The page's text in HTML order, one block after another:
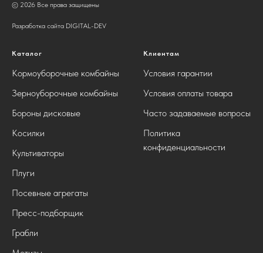
© 2026 Все права защищены
Разработка сайта DIGITAL-DEV
Каталог
Кормоуборочные комбайны
Зерноуборочные комбайны
Бороны дисковые
Косилки
Культиваторы
Плуги
Посевные агрегаты
Пресс-подборщик
Грабли
Клиентам
Условия гарантии
Условия оплаты товара
Часто задаваемые вопросы
Политика
конфиденциальности